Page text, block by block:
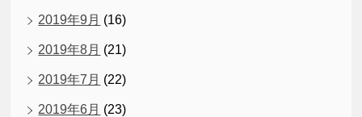
2019年9月 (16)
2019年8月 (21)
2019年7月 (22)
2019年6月 (23)